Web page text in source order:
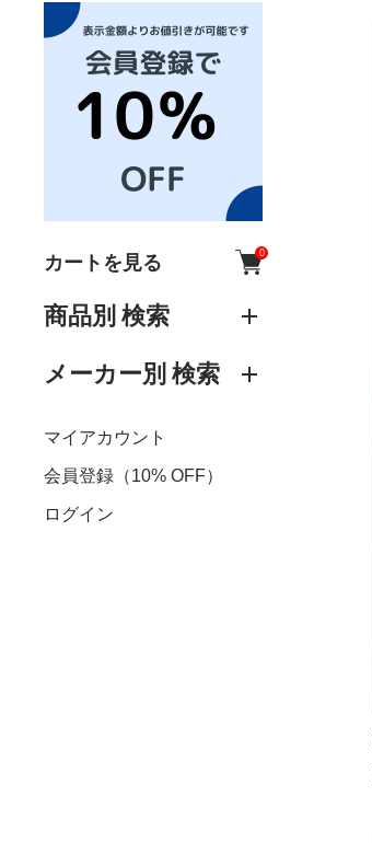
カートを見る 0
商品別 検索
メーカー別 検索
マイアカウント
会員登録（10% OFF）
ログイン